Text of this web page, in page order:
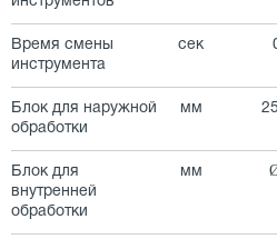
Время смены
инструмента
сек
Блок для наружной
обработки
мм
Блок для
внутренней
обработки
мм